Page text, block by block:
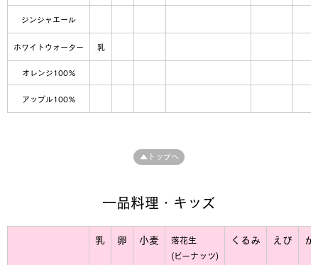
ジンジャエール
ホワイトウォーター 乳
オレンジ100%
アップル100%
▲トップへ
一品料理・キッズ
乳 卵 小麦
落花生
(ピーナッツ)
くるみ えび か